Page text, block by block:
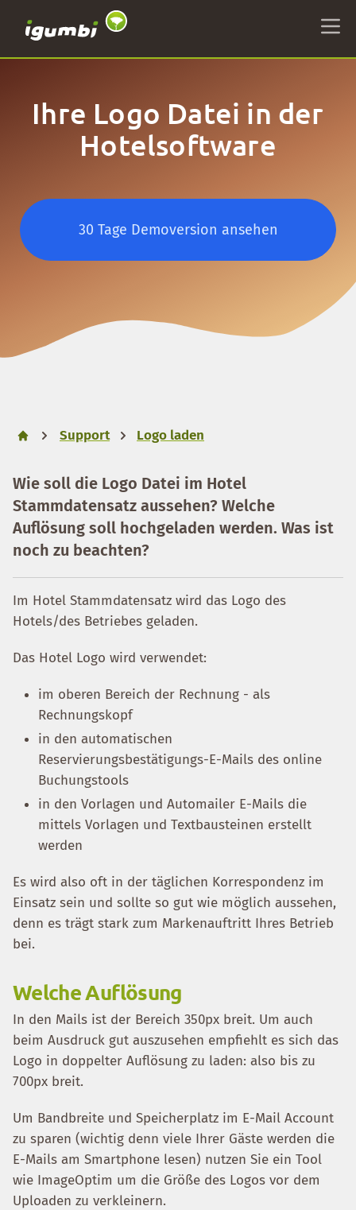
Ihre Logo Datei in der
Hotelsoftware
30 Tage Demoversion ansehen
Support Logo laden
Wie soll die Logo Datei im Hotel
Stammdatensatz aussehen? Welche
Auflösung soll hochgeladen werden. Was ist
noch zu beachten?
Im Hotel Stammdatensatz wird das Logo des
Hotels/des Betriebes geladen.
Das Hotel Logo wird verwendet:
im oberen Bereich der Rechnung - als
Rechnungskopf
in den automatischen
Reservierungsbestätigungs-E-Mails des online
Buchungstools
in den Vorlagen und Automailer E-Mails die
mittels Vorlagen und Textbausteinen erstellt
werden
Es wird also oft in der täglichen Korrespondenz im
Einsatz sein und sollte so gut wie möglich aussehen,
denn es trägt stark zum Markenauftritt Ihres Betrieb
bei.
Welche Auflösung
In den Mails ist der Bereich 350px breit. Um auch
beim Ausdruck gut auszusehen empfiehlt es sich das
Logo in doppelter Auflösung zu laden: also bis zu
700px breit.
Um Bandbreite und Speicherplatz im E-Mail Account
zu sparen (wichtig denn viele Ihrer Gäste werden die
E-Mails am Smartphone lesen) nutzen Sie ein Tool
wie ImageOptim um die Größe des Logos vor dem
Uploaden zu verkleinern.